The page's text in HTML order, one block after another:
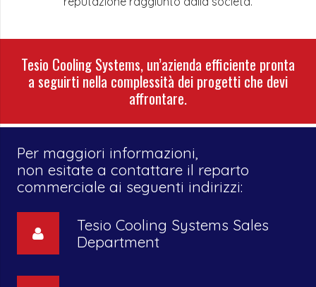
Tesio Cooling Systems, un’azienda efficiente pronta
a seguirti nella complessità dei progetti che devi
affrontare.
Per maggiori informazioni,
non esitate a contattare il reparto
commerciale ai seguenti indirizzi:
Tesio Cooling Systems Sales
Department